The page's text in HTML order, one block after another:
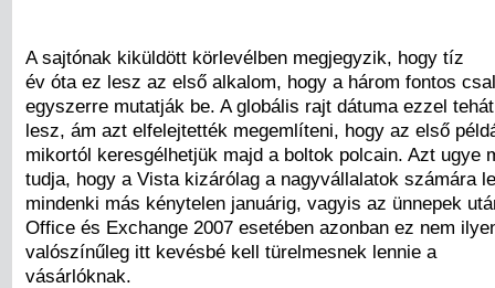
A sajtónak kiküldött körlevélben megjegyzik, hogy tíz
év óta ez lesz az első alkalom, hogy a három fontos
egyszerre mutatják be. A globális rajt dátuma ezzel
lesz, ám azt elfelejtették megemlíteni, hogy az első
mikortól keresgélhetjük majd a boltok polcain. Azt ugye
tudja, hogy a Vista kizárólag a nagyvállalatok számára
mindenki más kénytelen januárig, vagyis az ünnepek
Office és Exchange 2007 esetében azonban ez nem
valószínűleg itt kevésbé kell türelmesnek lennie a
vásárlóknak.